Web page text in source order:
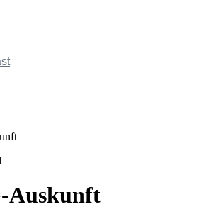
Auskunft